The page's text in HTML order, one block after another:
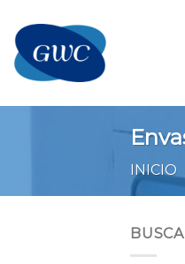
contenido
INICIO